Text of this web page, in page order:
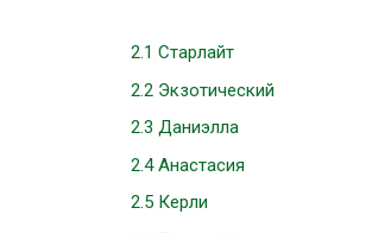
2.1 Старлайт
2.2 Экзотический
2.3 Даниэлла
2.4Анастасия
2.5 Керли